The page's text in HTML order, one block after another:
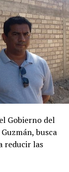
Gobierno del
busca
reducir las